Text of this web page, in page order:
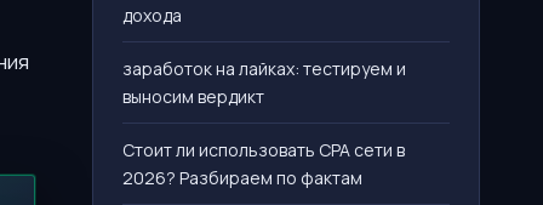
дохода
заработок на лайках: тестируем и
выносим вердикт
Стоит ли использовать CPA сети в
2026? Разбираем по фактам